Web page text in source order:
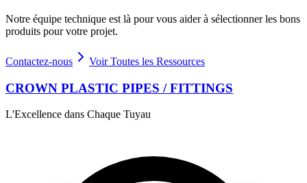
Notre équipe technique est là pour vous aider à sélectionner les bons
produits pour votre projet.
Contactez-nous Voir Toutes les Ressources
CROWN PLASTIC PIPES / FITTINGS
L'Excellence dans Chaque Tuyau